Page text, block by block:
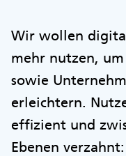
Wir wollen
mehr nutzen,
sowie
erleichtern.
effizient und
Ebenen